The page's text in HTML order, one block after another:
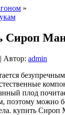
»
Сироп
| Автор: admin
плод
поэтому можно
купить Сироп